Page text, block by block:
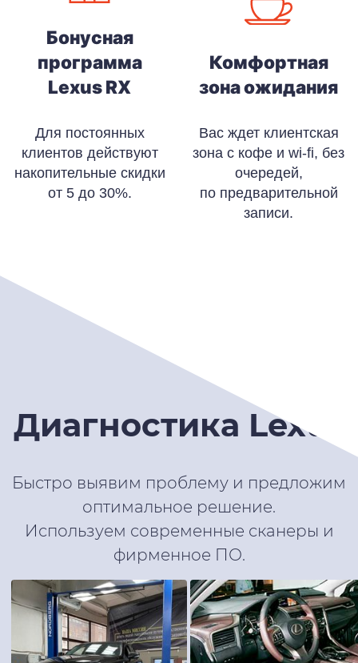
Бонусная
программа
Lexus RX
Для постоянных
клиентов действуют
накопительные скидки
от 5 до 30%.
Комфортная
зона ожидания
Вас ждет клиентская
зона с кофе и wi-fi, без
очередей,
по предварительной
записи.
Диагностика Lexus
Быстро выявим проблему и предложим
оптимальное решение.
Используем современные сканеры и
фирменное ПО.